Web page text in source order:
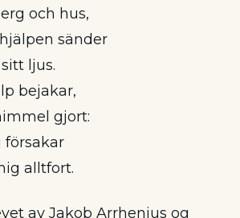
och hus,
sänder
ljus.
bejakar,
gjort:
försakar
alltfort.
av Jakob Arrhenius og